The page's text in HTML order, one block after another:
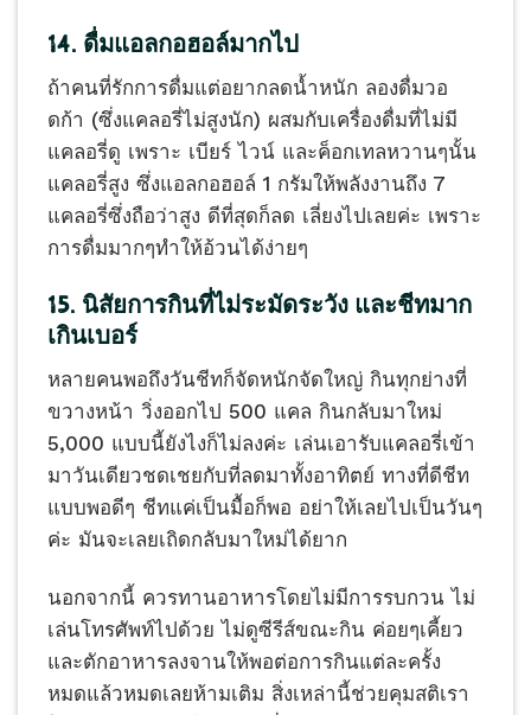
14. ดื่มแอลกอฮอล์มากไป
ถ้าคนที่รักการดื่มแต่อยากลดน้ำหนัก ลองดื่มวอ
ดก้า (ซึ่งแคลอรี่ไม่สูงนัก) ผสมกับเครื่องดื่มที่ไม่มี
แคลอรี่ดู เพราะ เบียร์ ไวน์ และค็อกเทลหวานๆนั้น
แคลอรี่สูง ซึ่งแอลกอฮอล์ 1 กรัมให้พลังงานถึง 7
แคลอรี่ซึ่งถือว่าสูง ดีที่สุดก็ลด เลี่ยงไปเลยค่ะ เพราะ
การดื่มมากๆทำให้อ้วนได้ง่ายๆ
15. นิสัยการกินที่ไม่ระมัดระวัง และชีทมาก
เกินเบอร์
หลายคนพอถึงวันชีทก็จัดหนักจัดใหญ่ กินทุกย่างที่
ขวางหน้า วิ่งออกไป 500 แคล กินกลับมาใหม่
5,000 แบบนี้ยังไงก็ไม่ลงค่ะ เล่นเอารับแคลอรี่เข้า
มาวันเดียวชดเชยกับที่ลดมาทั้งอาทิตย์ ทางที่ดีชีท
แบบพอดีๆ ชีทแค่เป็นมื้อก็พอ อย่าให้เลยไปเป็นวันๆ
ค่ะ มันจะเลยเถิดกลับมาใหม่ได้ยาก
นอกจากนี้ ควรทานอาหารโดยไม่มีการรบกวน ไม่
เล่นโทรศัพท์ไปด้วย ไม่ดูซีรีส์ขณะกิน ค่อยๆเคี้ยว
และตักอาหารลงจานให้พอต่อการกินแต่ละครั้ง
หมดแล้วหมดเลยห้ามเติม สิ่งเหล่านี้ช่วยคุมสติเรา